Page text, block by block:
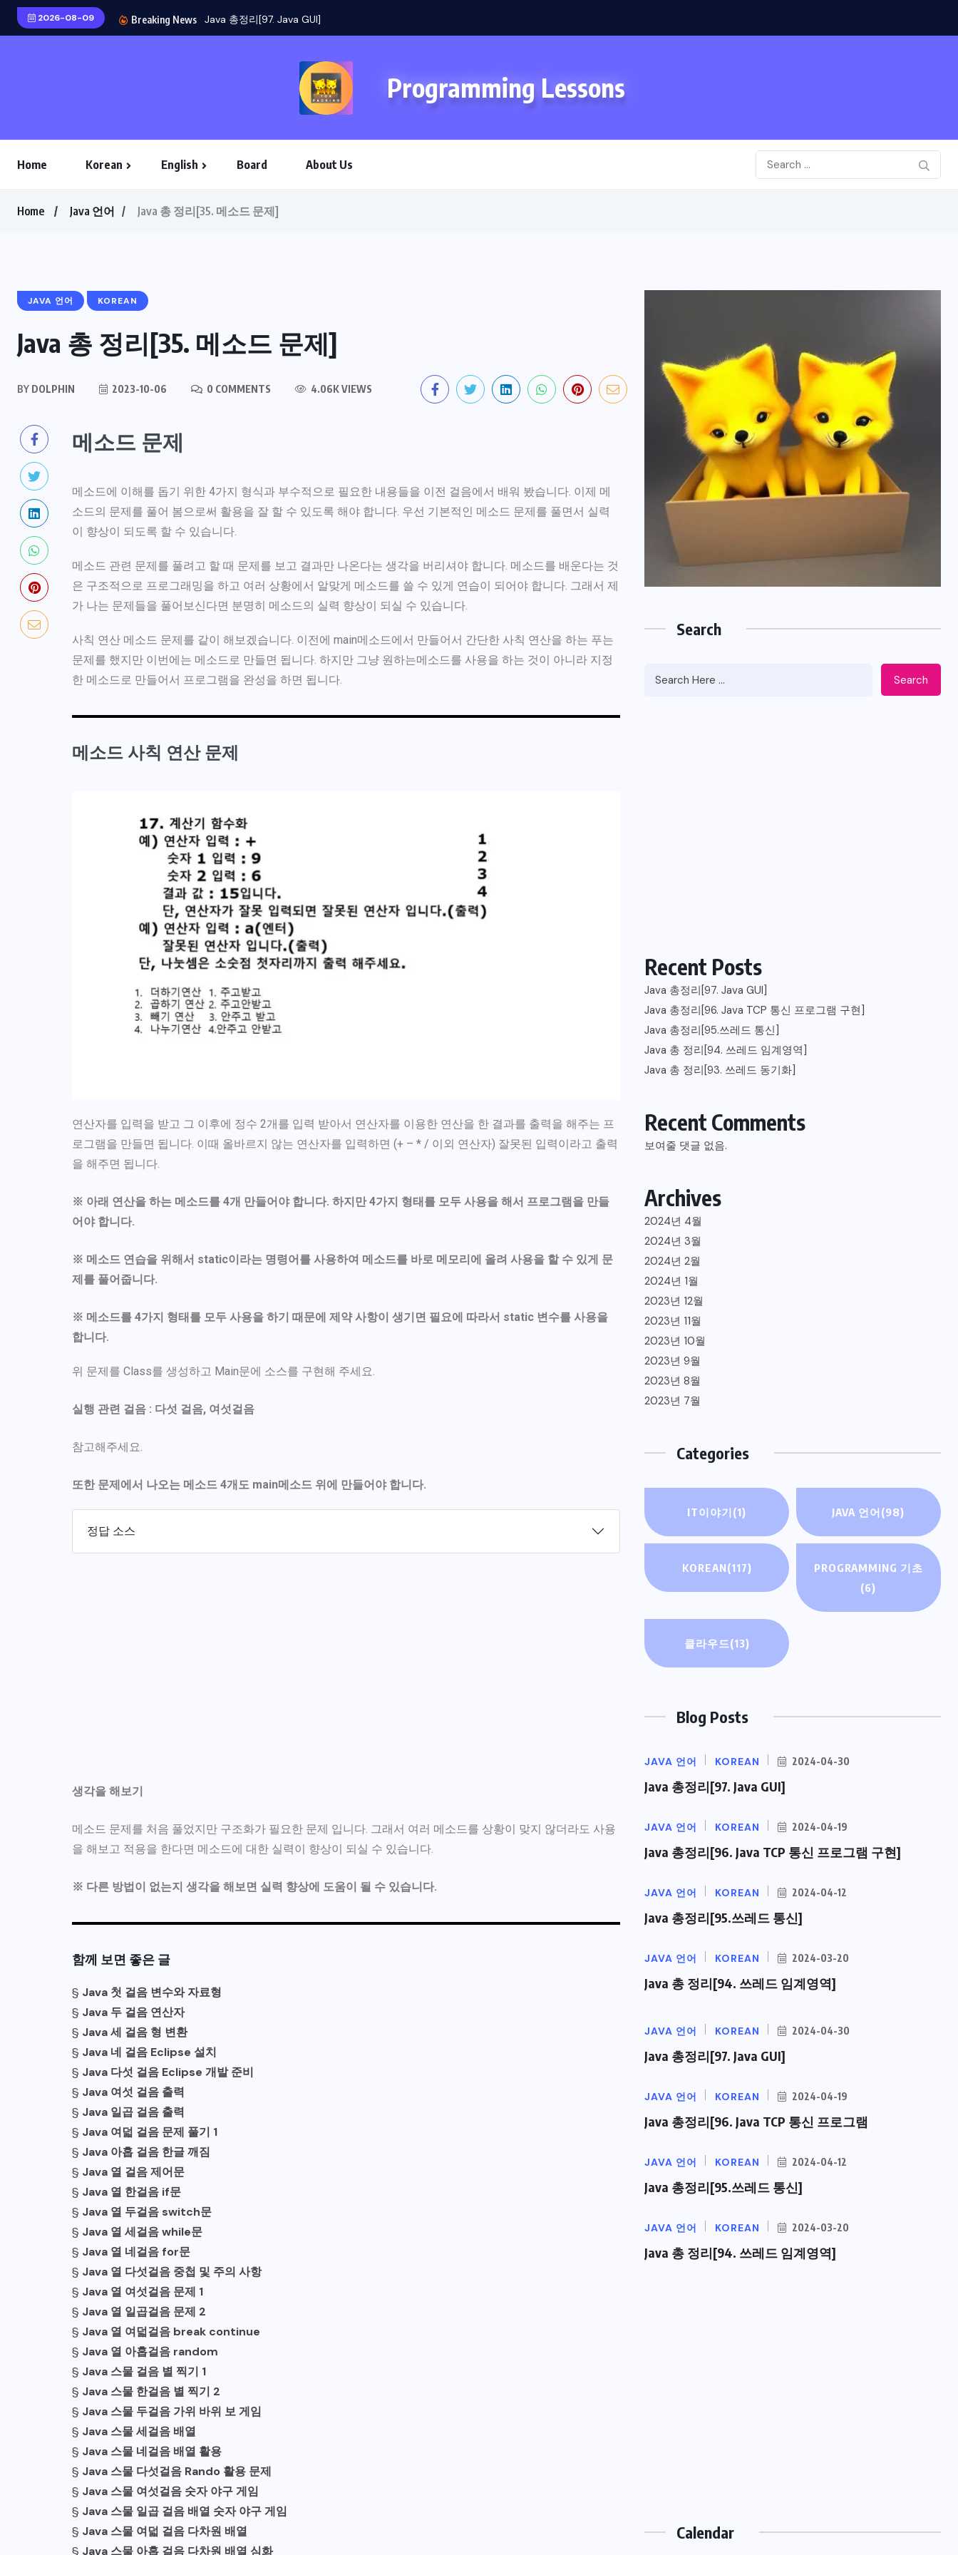
2026-08-09 Breaking News
Programming Lessons
Home Korean English Board About Us
Home Java 언어 Java 총 정리[35. 메소드 문제]
JAVA 언어 KOREAN
Java 총 정리[35. 메소드 문제]
BY DOLPHIN 2023-10-06 0 COMMENTS 4.06K VIEWS
메소드 문제
메소드에 이해를 돕기 위한 4가지 형식과 부수적으로 필요한 내용들을 이전 걸음에서 배워 봤습니다. 이제 메
소드의 문제를 풀어 봄으로써 활용을 잘 할 수 있도록 해야 합니다. 우선 기본적인 메소드 문제를 풀면서 실력
이 향상이 되도록 할 수 있습니다.
메소드 관련 문제를 풀려고 할 때 문제를 보고 결과만 나온다는 생각을 버리셔야 합니다. 메소드를 배운다는 것
은 구조적으로 프로그래밍을 하고 여러 상황에서 알맞게 메소드를 쓸 수 있게 연습이 되어야 합니다. 그래서 제
가 나는 문제들을 풀어보신다면 분명히 메소드의 실력 향상이 되실 수 있습니다.
사칙 연산 메소드 문제를 같이 해보겠습니다. 이전에 main메소드에서 만들어서 간단한 사칙 연산을 하는 푸는
문제를 했지만 이번에는 메소드로 만들면 됩니다. 하지만 그냥 원하는메소드를 사용을 하는 것이 아니라 지정
한 메소드로 만들어서 프로그램을 완성을 하면 됩니다.
메소드 사칙 연산 문제
연산자를 입력을 받고 그 이후에 정수 2개를 입력 받아서 연산자를 이용한 연산을 한 결과를 출력을 해주는 프
로그램을 만들면 됩니다. 이때 올바르지 않는 연산자를 입력하면 (+ – * / 이외 연산자) 잘못된 입력이라고 출력
을 해주면 됩니다.
※ 아래 연산을 하는 메소드를 4개 만들어야 합니다. 하지만 4가지 형태를 모두 사용을 해서 프로그램을 만들
어야 합니다.
※ 메소드 연습을 위해서 static이라는 명령어를 사용하여 메소드를 바로 메모리에 올려 사용을 할 수 있게 문
제를 풀어줍니다.
※ 메소드를 4가지 형태를 모두 사용을 하기 때문에 제약 사항이 생기면 필요에 따라서 static 변수를 사용을
합니다.
위 문제를 Class를 생성하고 Main문에 소스를 구현해 주세요.
실행 관련 걸음 : 다섯 걸음, 여섯걸음
참고해주세요.
또한 문제에서 나오는 메소드 4개도 main메소드 위에 만들어야 합니다.
정답 소스
생각을 해보기
메소드 문제를 처음 풀었지만 구조화가 필요한 문제 입니다. 그래서 여러 메소드를 상황이 맞지 않더라도 사용
을 해보고 적용을 한다면 메소드에 대한 실력이 향상이 되실 수 있습니다.
※ 다른 방법이 없는지 생각을 해보면 실력 향상에 도움이 될 수 있습니다.
함께 보면 좋은 글
§ Java 첫 걸음 변수와 자료형
§ Java 두 걸음 연산자
§ Java 세 걸음 형 변환
§ Java 네 걸음 Eclipse 설치
§ Java 다섯 걸음 Eclipse 개발 준비
§ Java 여섯 걸음 출력
§ Java 일곱 걸음 출력
§ Java 여덟 걸음 문제 풀기 1
§ Java 아홉 걸음 한글 깨짐
§ Java 열 걸음 제어문
§ Java 열 한걸음 if문
§ Java 열 두걸음 switch문
§ Java 열 세걸음 while문
§ Java 열 네걸음 for문
§ Java 열 다섯걸음 중첩 및 주의 사항
§ Java 열 여섯걸음 문제 1
§ Java 열 일곱걸음 문제 2
§ Java 열 여덟걸음 break continue
§ Java 열 아홉걸음 random
§ Java 스물 걸음 별 찍기 1
§ Java 스물 한걸음 별 찍기 2
§ Java 스물 두걸음 가위 바위 보 게임
§ Java 스물 세걸음 배열
§ Java 스물 네걸음 배열 활용
§ Java 스물 다섯걸음 Rando 활용 문제
§ Java 스물 여섯걸음 숫자 야구 게임
§ Java 스물 일곱 걸음 배열 숫자 야구 게임
§ Java 스물 여덟 걸음 다차원 배열
§ Java 스물 아홉 걸음 다차원 배열 심화
Search
Search
Recent Posts
Java 총정리[97. Java GUI]
Java 총정리[96. Java TCP 통신 프로그램 구현]
Java 총정리[95.쓰레드 통신]
Java 총 정리[94. 쓰레드 임계영역]
Java 총 정리[93. 쓰레드 동기화]
Recent Comments
보여줄 댓글 없음.
Archives
2024년 4월
2024년 3월
2024년 2월
2024년 1월
2023년 12월
2023년 11월
2023년 10월
2023년 9월
2023년 8월
2023년 7월
Categories
IT이야기 (1) JAVA 언어 (98)
KOREAN(117)
PROGRAMMING 기초
(6)
클라우드(13)
Blog Posts
JAVA 언어 KOREAN 2024-04-30
Java 총정리[97. Java GUI]
JAVA 언어 KOREAN 2024-04-19
Java 총정리[96. Java TCP 통신 프로그램 구현]
JAVA 언어 KOREAN 2024-04-12
Java 총정리[95.쓰레드 통신]
JAVA 언어 KOREAN 2024-03-20
Java 총 정리[94. 쓰레드 임계영역]
JAVA 언어 KOREAN 2024-04-30
Java 총정리[97. Java GUI]
JAVA 언어 KOREAN 2024-04-19
Java 총정리[96. Java TCP 통신 프로그램
JAVA 언어 KOREAN 2024-04-12
Java 총정리[95.쓰레드 통신]
JAVA 언어 KOREAN 2024-03-20
Java 총 정리[94. 쓰레드 임계영역]
Calendar